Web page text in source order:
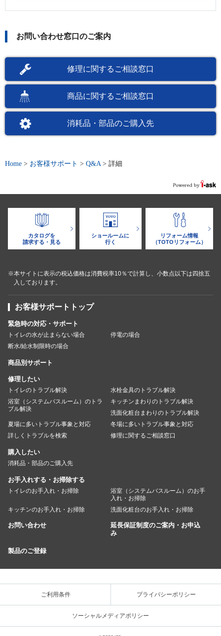
お問い合わせ窓口のご案内
修理に関するご相談窓口
商品に関するご相談窓口
消耗品・部品のご購入先
Home > お客様サポート > Q&A > 詳細
カタログを
請求する・見る
ショールームに
行く
リフォーム情報
（TOTOリフォーム）
※本サイトに表示の税込価格は消費税率10％で計算し、小数点以下は四捨五
入しております。
お客様サポートトップ
緊急時の対応・サポート
トイレの水が止まらない場合
停電の場合
断水/給水制限時の場合
商品別サポート
修理したい
トイレのトラブル解決
水栓金具のトラブル解決
浴室（システムバスルーム）のトラ
ブル解決
キッチンまわりのトラブル解決
洗面化粧台まわりのトラブル解決
夏場に多いトラブル事象と対応
冬場に多いトラブル事象と対応
詳しくトラブルを検索
修理に関するご相談窓口
購入したい
消耗品・部品のご購入先
お手入れする・お掃除する
トイレのお手入れ・お掃除
浴室（システムバスルーム）のお手
入れ・お掃除
キッチンのお手入れ・お掃除
洗面化粧台のお手入れ・お掃除
お問い合わせ
延長保証制度のご案内・お申込
み
製品のご登録
ご利用条件 プライバシーポリシー
ソーシャルメディアポリシー